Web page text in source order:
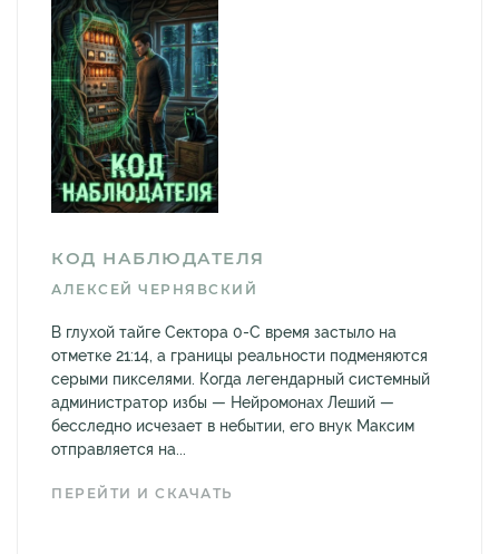
КОД НАБЛЮДАТЕЛЯ
АЛЕКСЕЙ ЧЕРНЯВСКИЙ
В глухой тайге Сектора 0-С время застыло на
отметке 21:14, а границы реальности подменяются
серыми пикселями. Когда легендарный системный
администратор избы — Нейромонах Леший —
бесследно исчезает в небытии, его внук Максим
отправляется на...
ПЕРЕЙТИ И СКАЧАТЬ